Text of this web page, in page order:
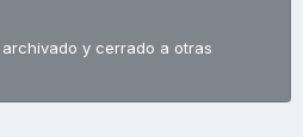
y cerrado a otras